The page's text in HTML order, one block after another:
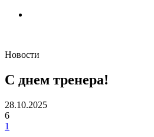
Новости
С днем тренера!
28.10.2025
6
1